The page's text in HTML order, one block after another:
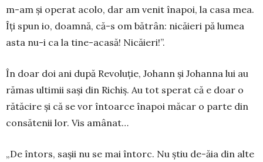
m-am și operat acolo, dar am venit înapoi, la casa mea.
Îți spun io, doamnă, că-s om bă­trân: nicăieri pă lumea
asta nu-i ca la tine-acasă! Nicăieri!”.
În doar doi ani după Revoluție, Johann și Johanna lui au
rămas ultimii sași din Richiș. Au tot sperat că e doar o
rătăcire și că se vor întoarce înapoi măcar o parte din
consătenii lor. Vis amânat…
„De întors, sașii nu se mai întorc. Nu știu de-ăia din alte